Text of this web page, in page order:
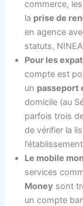
commerce,
la prise de
en agence
statuts,
Pour les
compte est
un passeport
domicile (au
parfois trois
de vérifier la
Le mobile
services
Money sont
un compte